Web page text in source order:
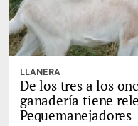
LLANERA
De los tres a los
ganadería tiene
Pequemanejadores